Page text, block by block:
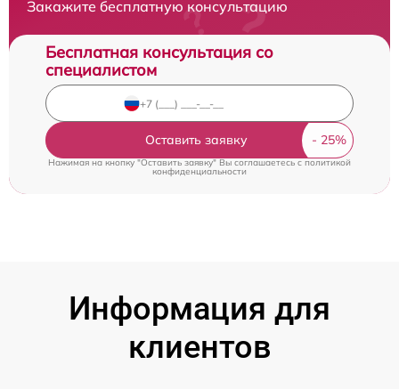
Закажите бесплатную консультацию
Бесплатная консультация со
специалистом
Оставить заявку
Нажимая на кнопку "Оставить заявку" Вы соглашаетесь cполитикой
конфиденциальности
Информация для
клиентов